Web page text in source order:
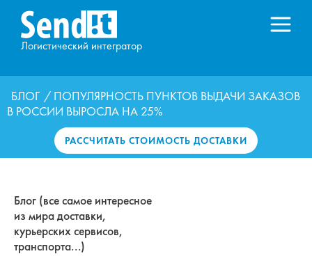
Логистический интегратор
БЛОГ / ПОПУЛЯРНОСТЬ ПУНКТОВ ВЫДАЧИ ЗАКАЗОВ
В РОССИИ ВЫРОСЛА НА 25%
РАССЧИТАТЬ СТОИМОСТЬ ДОСТАВКИ
Блог (все самое интересное
из мира доставки,
курьерских сервисов,
транспорта...)